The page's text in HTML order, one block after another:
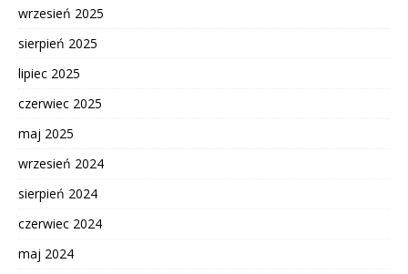
wrzesień 2025
sierpień 2025
lipiec 2025
czerwiec 2025
maj 2025
wrzesień 2024
sierpień 2024
czerwiec 2024
maj 2024